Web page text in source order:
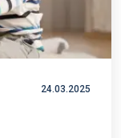
24.03.2025